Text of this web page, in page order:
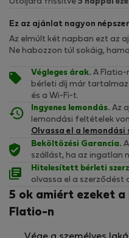
Utoljára frissítve 5 nappal
Ez az ajánlat nagyon
Az elmúlt két napban ezt az
Ne habozzon túl sokáig,
Végleges árak. A Flatio-
bérleti díj már
és a Wi-Fi-t.
Ingyenes lemondás. Az
lemondási feltételek
Olvassa el a
Beköltözési Garancia.
szállást, ha az ingatlan
Hitelesített bérleti
olvassa el a szerződést
5 ok amiért ezeket
Flatio-n